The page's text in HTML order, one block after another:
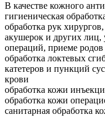
В качестве кожного
гигиеническая
обработка рук
акушерок и других
операций, приеме родов
обработка локтевых
катетеров и пункций
крови
обработка кожи
обработка кожи
санитарная обработка